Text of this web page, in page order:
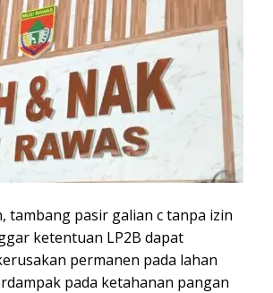
tambang pasir galian c tanpa izin
ketentuan LP2B dapat
permanen pada lahan
pada ketahanan pangan